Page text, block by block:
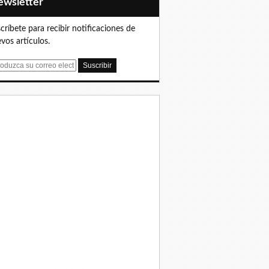
para recibir notificaciones de
artículos.